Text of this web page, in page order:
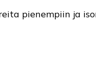
pienempiin ja